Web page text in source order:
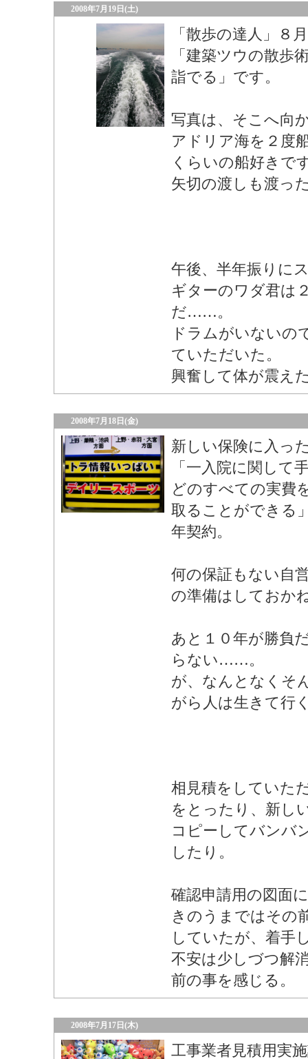
2008年7月19日(土)
「散歩の達人」８
「建築ツウの散歩
詣でる」です。
写真は、そこへ向
アドリア海を２度
くらいの船好きで
矢切の渡しも渡
午後、半年振りに
ギターのワダ君は
だ……。
ドラムがいないの
ていただいた。
興奮して体が震え
2008年7月18日(金)
新しい保険に入っ
「一入院に関して
どのすべての実費
取ることができる
年契約。
何の保証もない自
の準備はしておか
あと１０年が勝
らない……。
が、なんとなくそ
がら人は生きて行
相見積をしていた
をとったり、新し
コピーしてバンバ
したり。
確認申請用の図面
きのうまではその
していたが、着手
不安は少しづつ解
前の事を感じる。
2008年7月17日(木)
工事業者見積用実